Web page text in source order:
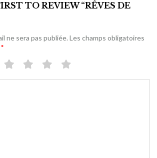
TO REVIEW “RÊVES DE
ne sera pas publiée.Les champs obligatoires
*